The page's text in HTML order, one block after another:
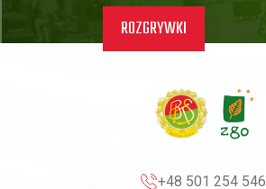
ROZGRYWKI
+48 501 254 546